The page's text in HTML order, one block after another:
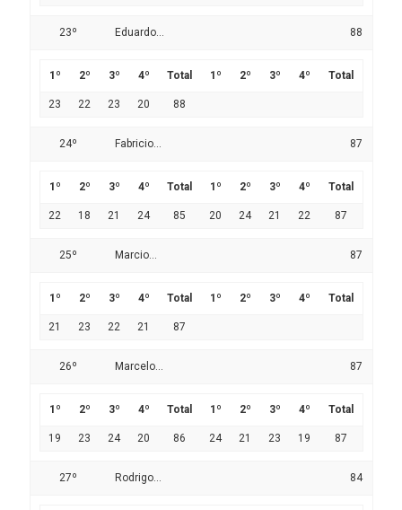
23º Eduardo... 88
1º 2º 3º 4º Total 1º 2º 3º 4º Total
23 22 23 20 88
24º Fabricio... 87
1º 2º 3º 4º Total 1º 2º 3º 4º Total
22 18 21 24 85 20 24 21 22 87
25º Marcio... 87
1º 2º 3º 4º Total 1º 2º 3º 4º Total
21 23 22 21 87
26º Marcelo... 87
1º 2º 3º 4º Total 1º 2º 3º 4º Total
19 23 24 20 86 24 21 23 19 87
27º Rodrigo... 84